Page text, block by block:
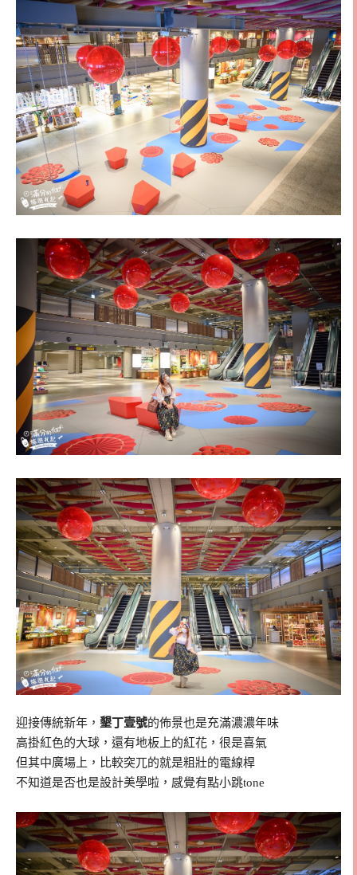
迎接傳統新年， 墾丁壹號的佈景也是充滿濃濃年味
高掛紅色的大球，還有地板上的紅花，很是喜氣
但其中廣場上，比較突兀的就是粗壯的電線桿
不知道是否也是設計美學啦，感覺有點小跳tone